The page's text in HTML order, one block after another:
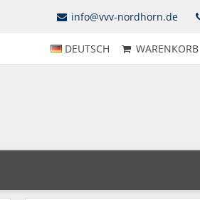
info@vvv-nordhorn.de
DEUTSCH WARENKORB